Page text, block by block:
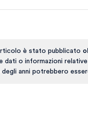
è stato pubblicato
dati o informazioni
degli anni potrebbero